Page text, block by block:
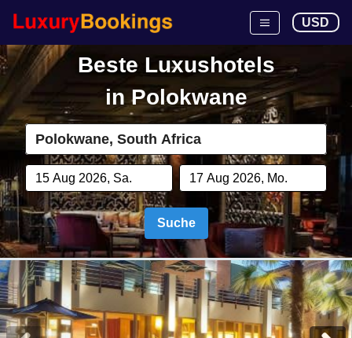
USD
Beste Luxushotels
inPolokwane
Suche